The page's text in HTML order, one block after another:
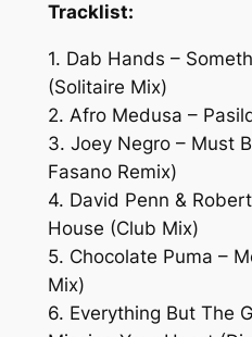
Tracklist:
1. Dab Hands –
(Solitaire Mix)
2. Afro Medusa –
3. Joey Negro – Must
Fasano Remix)
4. David Penn &
House (Club Mix)
5. Chocolate Puma –
Mix)
6. Everything But The